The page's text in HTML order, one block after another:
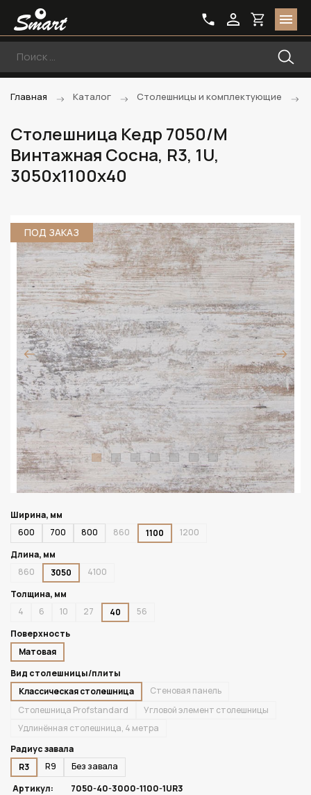
Главная Каталог Столешницы и комплектующие
Столешница Кедр 7050/M
Винтажная Сосна, R3, 1U,
3050х1100х40
ПОД ЗАКАЗ
Ширина, мм
600
700 800 860 1100
1200
Длина, мм
860
3050
4100
Толщина, мм
4
6 10 27 40
56
Поверхность
Матовая
Вид столешницы/плиты
Классическая столешница
Стеновая панель
Столешница Profstandard
Угловой элемент столешницы
Удлинённая столешница, 4 метра
Радиус завала
R3
R9
Без завала
Артикул:
7050-40-3000-1100-1UR3